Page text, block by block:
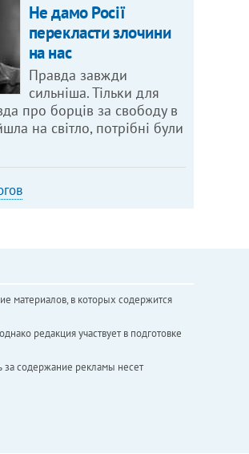
Не дамо Росії
перекласти злочини
на нас
Правда завжди
сильніша. Тільки для
про борців за свободу в
на світло, потрібні були
материалов, в которых содержится
редакция участвует в подготовке
за содержание рекламы несет